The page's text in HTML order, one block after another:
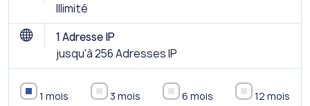
Illimité
1 Adresse IP
jusqu'à 256 Adresses IP
1 mois 3 mois 6 mois 12 mois